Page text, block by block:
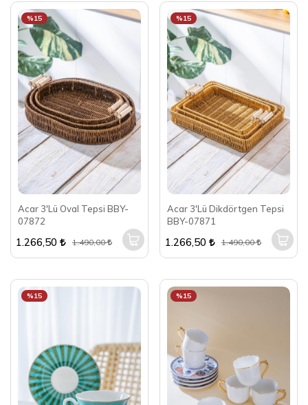
Acar 3'Lü Oval Tepsi BBY-
07872
%15
1.266,50 1.490,00
Acar 3'Lü Dikdörtgen Tepsi
BBY-07871
%15
1.266,50 1.490,00
%15 %15